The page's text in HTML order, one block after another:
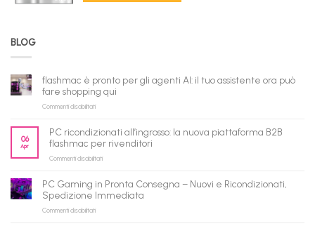
BLOG
flashmac è pronto per gli agenti AI: il tuo assistente ora può
fare shopping qui
Commenti disabilitatisu
pronto
per
gli
AI:
il
tuo
assistente
06
Apr
PC ricondizionati all’ingrosso: la nuova piattaforma B2B
flashmac per rivenditori
Commenti disabilitatisu
ricondizionati
all’ingrosso:
la
PC Gaming in Pronta Consegna – Nuovi e Ricondizionati,
Spedizione Immediata
Commenti disabilitatisu